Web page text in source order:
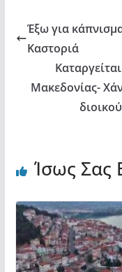
Έξω για
Καστοριά
Μακεδονίας-
Ίσως Σας